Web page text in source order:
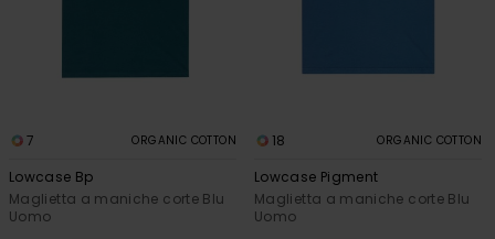
7 ORGANIC COTTON
Lowcase Bp
Maglietta a maniche corte Blu
Uomo
18 ORGANIC COTTON
Lowcase Pigment
Maglietta a maniche corte Blu
Uomo